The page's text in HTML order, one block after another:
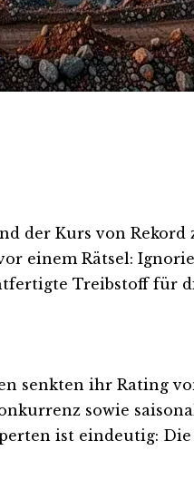
der Kurs von Rekord
einem Rätsel:
Treibstoff für
senkten ihr Rating
sowie
ist eindeutig: